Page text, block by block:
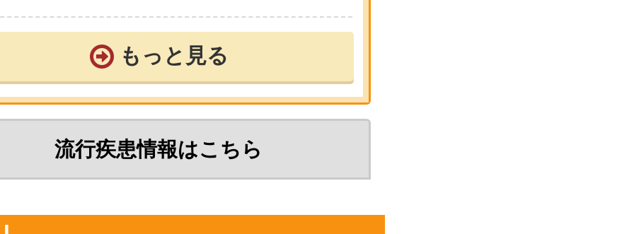
もっと見る
流行疾患情報はこちら